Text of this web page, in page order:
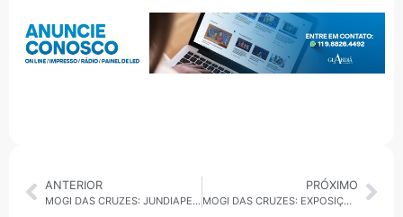
ANTERIOR
MOGI DAS CRUZES: JUNDIAPEBA RECEBE OBRAS DE ABASTECIMENTO E DRENAGEM
PRÓXIMO
MOGI DAS CRUZES: EXPOSIÇÃO DOS 30 ANOS DO MOGI BASQUETE GANHA MAIS UMA SEMANA EM SHOPPING DA CIDADE